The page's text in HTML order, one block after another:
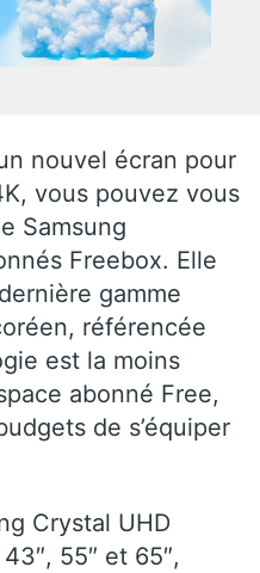
nouvel écran pour
vous pouvez vous
Samsung
Freebox. Elle
gamme
référencée
est la moins
abonné Free,
de s’équiper
Crystal UHD
55″ et 65″,